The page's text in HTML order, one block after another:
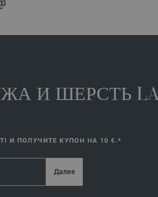
И ШЕРСТЬ
И ПОЛУЧИТЕ КУПОН НА 10 €.*